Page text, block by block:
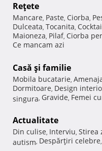
Reţete
Mancare, Paste, Ciorba,
Dulceata, Tocanita,
Maioneza, Pilaf, Ciorba
Ce mancam azi
Casă şi familie
Mobila bucatarie,
Dormitoare, Design
singura, Gravide, Femei
Actualitate
Din culise, Interviu, Stirea
autism, Despărţiri celebre,